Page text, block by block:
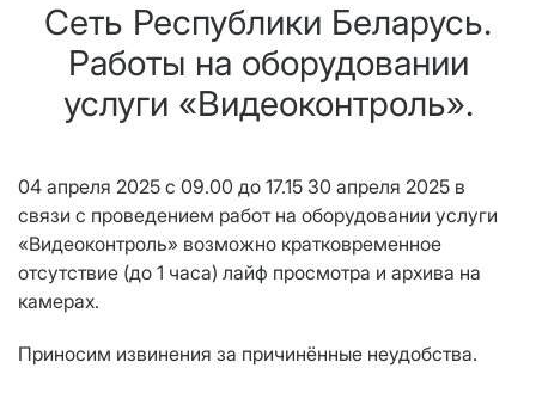
Сеть Республики Беларусь.
Работы на оборудовании
услуги «Видеоконтроль».
04 апреля 2025 с 09.00 до 17.15 30 апреля 2025 в
связи с проведением работ на оборудовании услуги
«Видеоконтроль» возможно кратковременное
отсутствие (до 1 часа) лайф просмотра и архива на
камерах.
Приносим извинения за причинённые неудобства.